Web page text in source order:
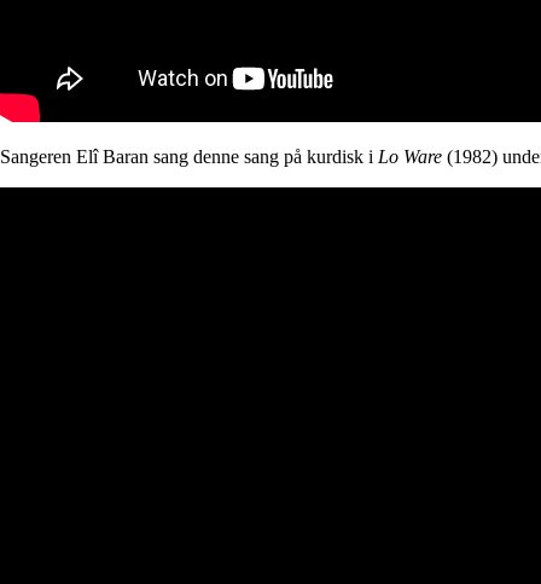
Sangeren Elî Baran sang denne sang på kurdisk i Lo Ware (1982)